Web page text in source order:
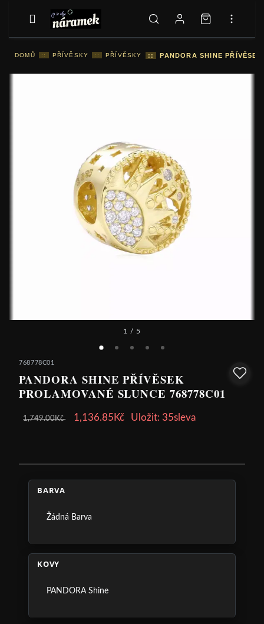
DOMŮ :: PŘÍVĚSKY :: PŘÍVĚSKY :: PANDORA SHINE
1 / 5
768778C01
PANDORA SHINE PŘÍVĚSEK
PROLAMOVANÉ SLUNCE 768778C01
1,749.00Kč 1,136.85Kč Uložit: 35sleva
BARVA
Žádná Barva
KOVY
PANDORA Shine